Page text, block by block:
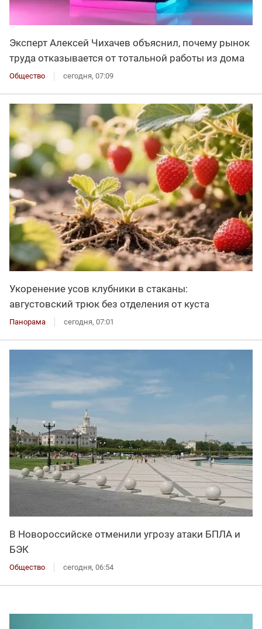
Эксперт Алексей Чихачев объяснил, почему рынок
труда отказывается от тотальной работы из дома
Общество сегодня, 07:09
Укоренение усов клубники в стаканы:
августовский трюк без отделения от куста
Панорама сегодня, 07:01
В Новороссийске отменили угрозу атаки БПЛА и
БЭК
Общество сегодня, 06:54